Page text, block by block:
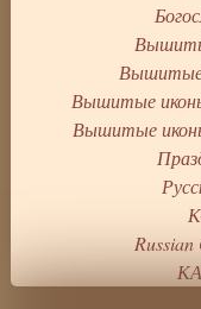
Вышитые
Вышитые
Вышитые